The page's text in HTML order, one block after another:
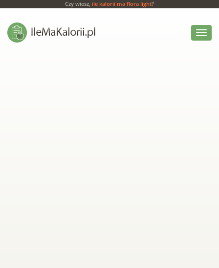
Czy wiesz, ile kalorii ma flora light?
Włącz
menu